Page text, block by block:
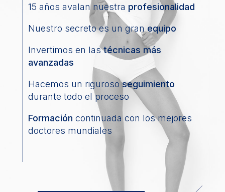
15 años avalan nuestra profesionalidad
Nuestro secreto es un gran equipo
Invertimos en lastécnicas más
avanzadas
Hacemos un rigurososeguimiento
durante todo el proceso
Formación continuada con los mejores
doctores mundiales